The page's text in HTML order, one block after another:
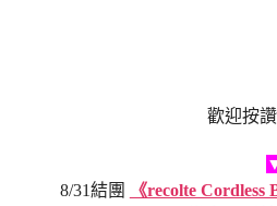
歡迎按
8/31結團
《recolte